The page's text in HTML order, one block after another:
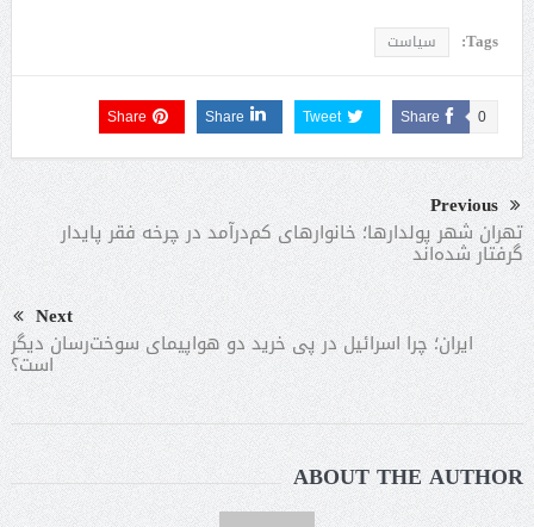
Tags: سیاست
Share 0
Tweet
Share
Share
Previous
تهران شهر پولدارها؛ خانوارهای کم‌درآمد در چرخه فقر پایدار
گرفتار شده‌اند
Next
ایران؛ چرا اسرائیل در پی خرید دو هواپیمای سوخت‌رسان دیگر
است؟
ABOUT THE AUTHOR